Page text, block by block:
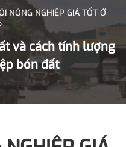
NÔNG NGHIỆP GIÁ TỐT Ở
và cách tính lượng
bón đất